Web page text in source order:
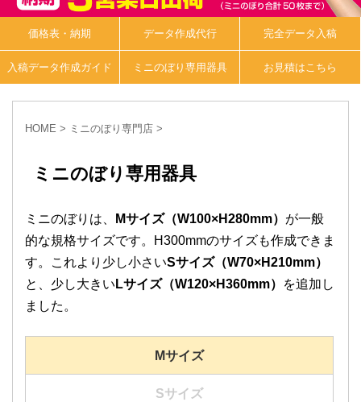
価格表・納期 データ作成代行 完全データ入稿
入稿データ作成ガイド ミニのぼり専用器具 お見積はこちら
HOME > ミニのぼり専門店 >
ミニのぼり専用器具
ミニのぼりは、 Mサイズ（W100×H280mm） が一般
的な規格サイズです。H300mmのサイズも作成できま
す。これより少し小さいSサイズ（W70×H210mm）
と、少し大きい Lサイズ（W120×H360mm）
を追加し
ました。
Mサイズ
Sサイズ